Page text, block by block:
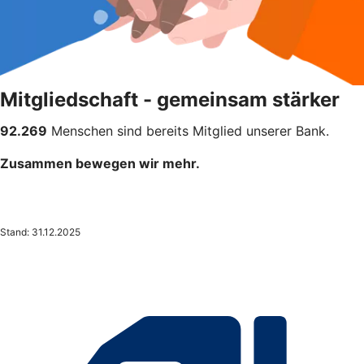
Mitgliedschaft - gemeinsam stärker
92.269 Menschen sind bereits Mitglied unserer Bank.
Zusammen bewegen wir mehr.
Stand: 31.12.2025